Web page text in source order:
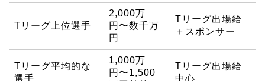
Tリーグ上位選手
2,000万
円〜数千万
円
Tリーグ出場給
＋スポンサー
Tリーグ平均的な
選手
1,000万
円〜1,500
Tリーグ出場給
中心